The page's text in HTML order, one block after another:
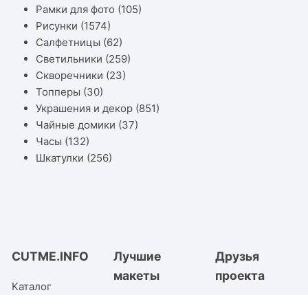
Рамки для фото (105)
Рисунки (1574)
Салфетницы (62)
Светильники (259)
Скворечники (23)
Топперы (30)
Украшения и декор (851)
Чайные домики (37)
Часы (132)
Шкатулки (256)
CUTME.INFO
Каталог
Лучшие
макеты
Друзья
проекта